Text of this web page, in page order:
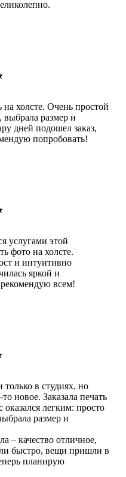
на холсте. Очень простой
выбрала размер и
дней подошел заказ,
попробовать!
услугами этой
фото на холсте.
и интуитивно
яркой и
всем!
в студиях, но
новое. Заказала печать
оказался легким: просто
размер и
– качество отличное,
быстро, вещи пришли в
планирую